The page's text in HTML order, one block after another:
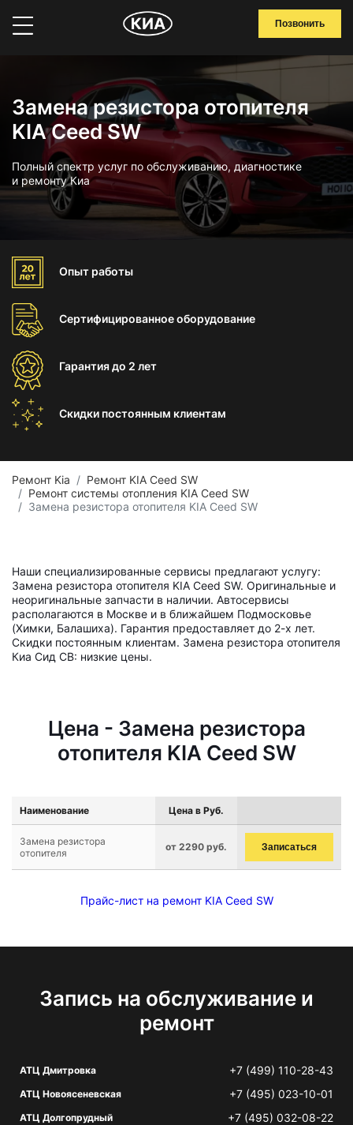
Позвонить
Замена резистора отопителя
KIA Ceed SW
Полный спектр услуг по обслуживанию, диагностике
и ремонту Киа
Опыт работы
Сертифицированноеоборудование
Гарантиядо 2 лет
Скидки постоянным клиентам
Ремонт Kia
Ремонт KIA Ceed SW
Ремонт системы отопления KIA Ceed SW
Замена резистора отопителя KIA Ceed SW
Наши специализированные сервисы предлагают услугу:
Замена резистора отопителя KIA Ceed SW. Оригинальные и
неоригинальные запчасти в наличии. Автосервисы
располагаются в Москве и в ближайшем Подмосковье
(Химки, Балашиха). Гарантия предоставляет до 2-х лет.
Скидки постоянным клиентам. Замена резистора отопителя
Киа Сид СВ: низкие цены.
Цена - Замена резистора
отопителя KIA Ceed SW
Наименование Цена в Руб.
Замена резистора
отопителя
от 2290 руб. Записаться
Прайс-лист на ремонт KIA Ceed SW
Запись на обслуживание и
ремонт
АТЦ Дмитровка +7 (499) 110-28-43
АТЦ Новоясеневская +7 (495) 023-10-01
АТЦ Долгопрудный +7 (495) 032-08-22